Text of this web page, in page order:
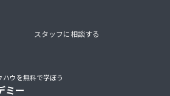
スタッフに相談する
ウを無料で学ぼう
ミー